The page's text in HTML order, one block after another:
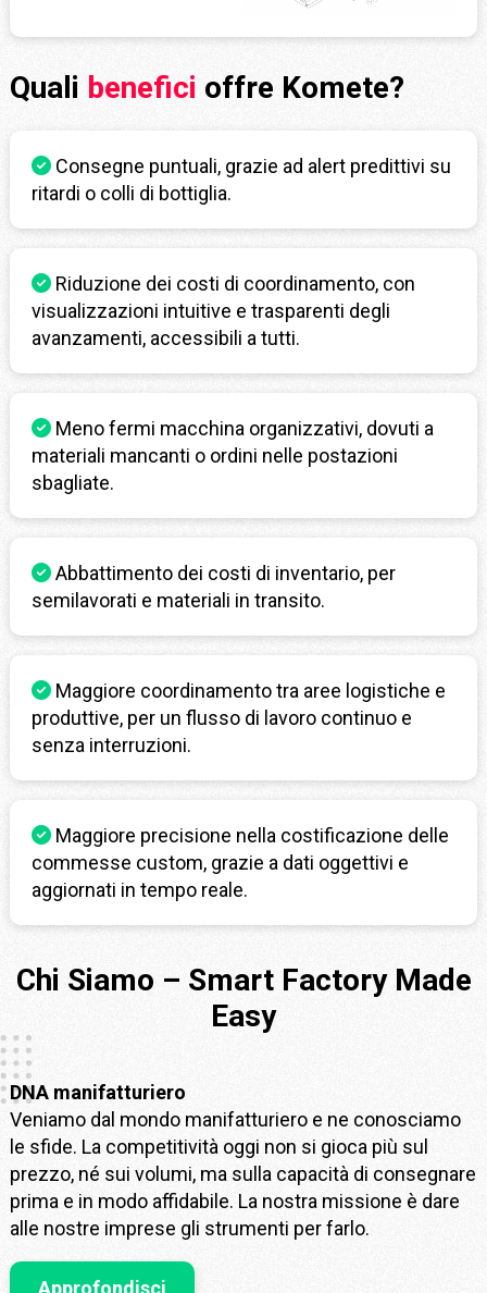
Quali benefici offre Komete?
Consegne puntuali, grazie ad alert predittivi su
ritardi o colli di bottiglia.
Riduzione dei costi di coordinamento, con
visualizzazioni intuitive e trasparenti degli
avanzamenti, accessibili a tutti.
Meno fermi macchina organizzativi, dovuti a
materiali mancanti o ordini nelle postazioni
sbagliate.
Abbattimento dei costi di inventario, per
semilavorati e materiali in transito.
Maggiore coordinamento tra aree logistiche e
produttive, per un flusso di lavoro continuo e
senza interruzioni.
Maggiore precisione nella costificazione delle
commesse custom, grazie a dati oggettivi e
aggiornati in tempo reale.
Chi Siamo – Smart Factory Made
Easy
DNA manifatturiero
Veniamo dal mondo manifatturiero e ne conosciamo
le sfide. La competitività oggi non si gioca più sul
prezzo, né sui volumi, ma sulla capacità di consegnare
prima e in modo affidabile. La nostra missione è dare
alle nostre imprese gli strumenti per farlo.
Approfondisci